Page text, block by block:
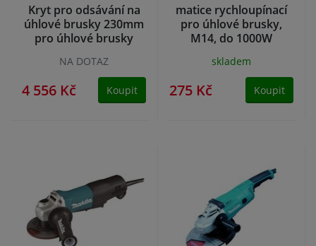
Kryt pro odsávání na
úhlové brusky 230mm
pro úhlové brusky
NA DOTAZ
4 556 Kč Koupit
matice rychloupínací
pro úhlové brusky,
M14, do 1000W
skladem
275 Kč Koupit